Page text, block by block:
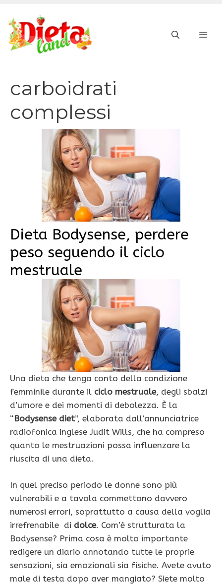
contenuto
carboidrati
complessi
Dieta Bodysense, perdere
peso seguendo il ciclo
mestruale
Una dieta che tenga conto della condizione
femminile durante il ciclo mestruale, degli sbalzi
d’umore e dei momenti di debolezza. È la
“Bodysense diet”, elaborata dall’annunciatrice
radiofonica inglese Judit Wills, che ha compreso
quanto le mestruazioni possa influenzare la
riuscita di una dieta.
In quel preciso periodo le donne sono più
vulnerabili e a tavola commettono davvero
numerosi errori, soprattutto a causa della voglia
irrefrenabile di dolce. Com’è strutturata la
Bodysense? Prima cosa è molto importante
redigere un diario annotando tutte le proprie
sensazioni, sia emozionali sia fisiche. Avete avuto
male di testa dopo aver mangiato? Siete molto